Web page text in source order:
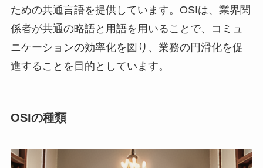
ための共通言語を提供しています。OSIは、業界関
係者が共通の略語と用語を用いることで、コミュ
ニケーションの効率化を図り、業務の円滑化を促
進することを目的としています。
OSIの種類